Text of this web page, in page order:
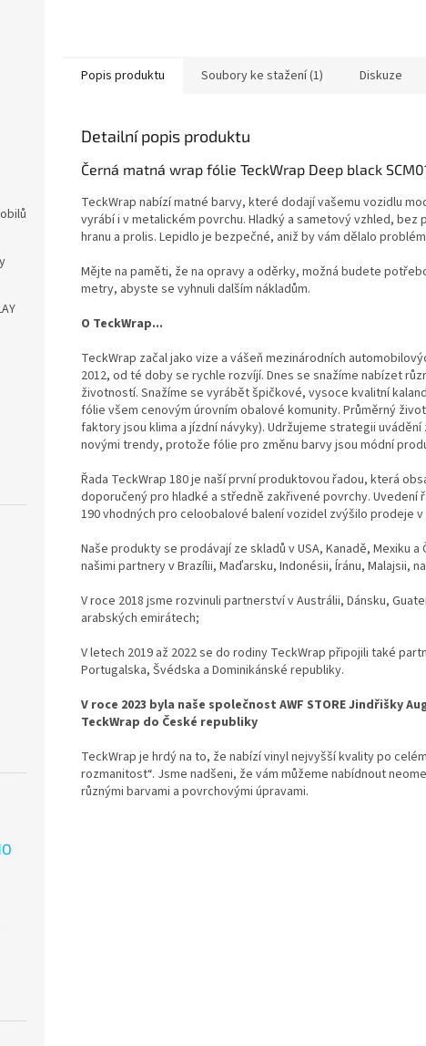
Popis produktu Soubory ke stažení (1) Diskuze
Detailní popis produktu
Černá matná wrap fólie TeckWrap Deep black
TeckWrap nabízí matné barvy, které dodají vašemu vozidlu
vyrábí i v metalickém povrchu. Hladký a sametový vzhled, bez
hranu a prolis. Lepidlo je bezpečné, aniž by vám dělalo
Mějte na paměti, že na opravy a oděrky, možná budete
metry, abyste se vyhnuli dalším nákladům.
O TeckWrap...
TeckWrap začal jako vize a vášeň mezinárodních
2012, od té doby se rychle rozvíjí. Dnes se snažíme nabízet
životností. Snažíme se vyrábět špičkové, vysoce kvalitní
fólie všem cenovým úrovním obalové komunity. Průměrný
faktory jsou klima a jízdní návyky). Udržujeme strategii
novými trendy, protože fólie pro změnu barvy jsou módní
Řada TeckWrap 180 je naší první produktovou řadou, která
doporučený pro hladké a středně zakřivené povrchy.
190 vhodných pro celoobalové balení vozidel zvýšilo prodeje
Naše produkty se prodávají ze skladů v USA, Kanadě, Mexiku
našimi partnery v Brazílii, Maďarsku, Indonésii, Íránu, Malajsii,
V roce 2018 jsme rozvinuli partnerství v Austrálii, Dánsku,
arabských emirátech;
V letech 2019 až 2022 se do rodiny TeckWrap připojili také
Portugalska, Švédska a Dominikánské republiky.
V roce 2023 byla naše společnost AWF STORE
TeckWrap do České republiky
TeckWrap je hrdý na to, že nabízí vinyl nejvyšší kvality po
rozmanitost“. Jsme nadšeni, že vám můžeme nabídnout
různými barvami a povrchovými úpravami.